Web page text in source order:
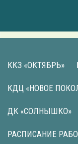
ККЗ «ОКТЯБРЬ»
КДЦ «НОВОЕ
ДК «СОЛНЫШКО»
РАСПИСАНИЕ